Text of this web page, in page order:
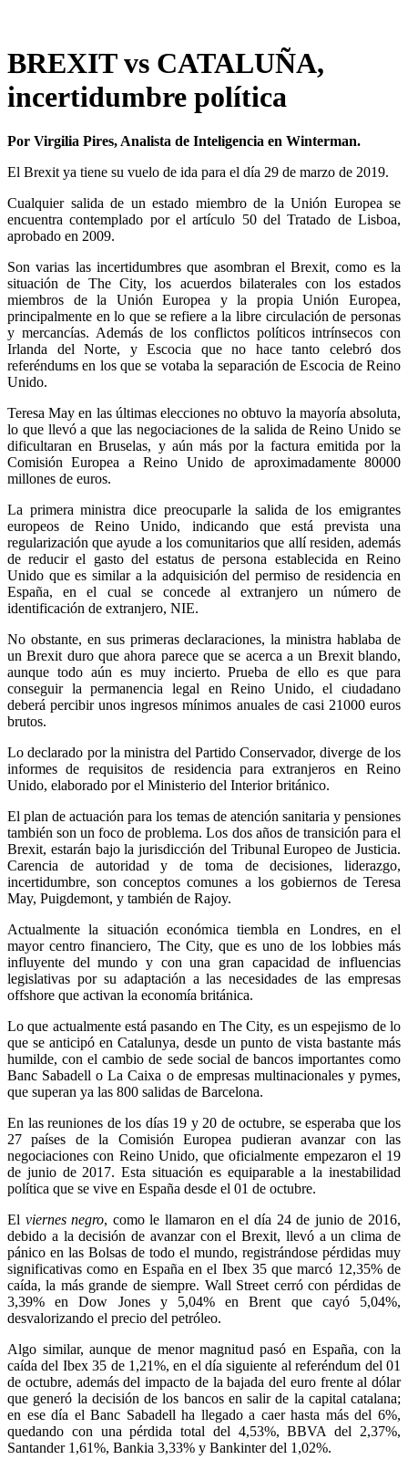
BREXIT vs CATALUÑA,
incertidumbre política
Por Virgilia Pires, Analista de Inteligencia en Winterman.
El Brexit ya tiene su vuelo de ida para el día 29 de marzo de 2019.
Cualquier salida de un estado miembro de la Unión Europea se
encuentra contemplado por el artículo 50 del Tratado de Lisboa,
aprobado en 2009.
Son varias las incertidumbres que asombran el Brexit, como es la
situación de The City, los acuerdos bilaterales con los estados
miembros de la Unión Europea y la propia Unión Europea,
principalmente en lo que se refiere a la libre circulación de personas
y mercancías. Además de los conflictos políticos intrínsecos con
Irlanda del Norte, y Escocia que no hace tanto celebró dos
referéndums en los que se votaba la separación de Escocia de Reino
Unido.
Teresa May en las últimas elecciones no obtuvo la mayoría absoluta,
lo que llevó a que las negociaciones de la salida de Reino Unido se
dificultaran en Bruselas, y aún más por la factura emitida por la
Comisión Europea a Reino Unido de aproximadamente 80000
millones de euros.
La primera ministra dice preocuparle la salida de los emigrantes
europeos de Reino Unido, indicando que está prevista una
regularización que ayude a los comunitarios que allí residen, además
de reducir el gasto del estatus de persona establecida en Reino
Unido que es similar a la adquisición del permiso de residencia en
España, en el cual se concede al extranjero un número de
identificación de extranjero, NIE.
No obstante, en sus primeras declaraciones, la ministra hablaba de
un Brexit duro que ahora parece que se acerca a un Brexit blando,
aunque todo aún es muy incierto. Prueba de ello es que para
conseguir la permanencia legal en Reino Unido, el ciudadano
deberá percibir unos ingresos mínimos anuales de casi 21000 euros
brutos.
Lo declarado por la ministra del Partido Conservador, diverge de los
informes de requisitos de residencia para extranjeros en Reino
Unido, elaborado por el Ministerio del Interior británico.
El plan de actuación para los temas de atención sanitaria y pensiones
también son un foco de problema. Los dos años de transición para el
Brexit, estarán bajo la jurisdicción del Tribunal Europeo de Justicia.
Carencia de autoridad y de toma de decisiones, liderazgo,
incertidumbre, son conceptos comunes a los gobiernos de Teresa
May, Puigdemont, y también de Rajoy.
Actualmente la situación económica tiembla en Londres, en el
mayor centro financiero, The City, que es uno de los lobbies más
influyente del mundo y con una gran capacidad de influencias
legislativas por su adaptación a las necesidades de las empresas
offshore que activan la economía británica.
Lo que actualmente está pasando en The City, es un espejismo de lo
que se anticipó en Catalunya, desde un punto de vista bastante más
humilde, con el cambio de sede social de bancos importantes como
Banc Sabadell o La Caixa o de empresas multinacionales y pymes,
que superan ya las 800 salidas de Barcelona.
En las reuniones de los días 19 y 20 de octubre, se esperaba que los
27 países de la Comisión Europea pudieran avanzar con las
negociaciones con Reino Unido, que oficialmente empezaron el 19
de junio de 2017. Esta situación es equiparable a la inestabilidad
política que se vive en España desde el 01 de octubre.
El viernes negro, como le llamaron en el día 24 de junio de 2016,
debido a la decisión de avanzar con el Brexit, llevó a un clima de
pánico en las Bolsas de todo el mundo, registrándose pérdidas muy
significativas como en España en el Ibex 35 que marcó 12,35% de
caída, la más grande de siempre. Wall Street cerró con pérdidas de
3,39% en Dow Jones y 5,04% en Brent que cayó 5,04%,
desvalorizando el precio del petróleo.
Algo similar, aunque de menor magnitud pasó en España, con la
caída del Ibex 35 de 1,21%, en el día siguiente al referéndum del 01
de octubre, además del impacto de la bajada del euro frente al dólar
que generó la decisión de los bancos en salir de la capital catalana;
en ese día el Banc Sabadell ha llegado a caer hasta más del 6%,
quedando con una pérdida total del 4,53%, BBVA del 2,37%,
Santander 1,61%, Bankia 3,33% y Bankinter del 1,02%.